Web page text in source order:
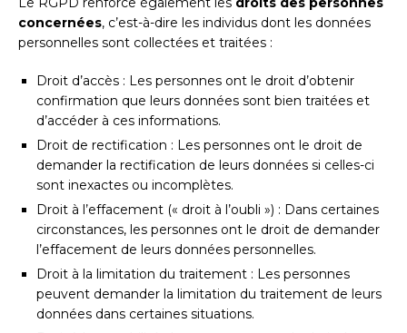
concernées, c’est-à-dire les individus dont les données
personnelles sont collectées et traitées :
Droit d’accès : Les personnes ont le droit d’obtenir
confirmation que leurs données sont bien traitées et
d’accéder à ces informations.
Droit de rectification : Les personnes ont le droit de
demander la rectification de leurs données si celles-ci
sont inexactes ou incomplètes.
Droit à l’effacement (« droit à l’oubli ») : Dans certaines
circonstances, les personnes ont le droit de demander
l’effacement de leurs données personnelles.
Droit à la limitation du traitement : Les personnes
peuvent demander la limitation du traitement de leurs
données dans certaines situations.